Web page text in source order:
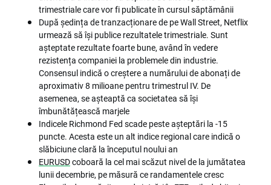
trimestriale care vor fi publicate în cursul săptămânii
După ședința de tranzacționare de pe Wall Street, Netflix
urmează să își publice rezultatele trimestriale. Sunt
așteptate rezultate foarte bune, având în vedere
rezistența companiei la problemele din industrie.
Consensul indică o creștere a numărului de abonați de
aproximativ 8 milioane pentru trimestrul IV. De
asemenea, se așteaptă ca societatea să își
îmbunătățească marjele
Indicele Richmond Fed scade peste așteptări la -15
puncte. Acesta este un alt indice regional care indică o
slăbiciune clară la începutul noului an
EURUSDcoboară la cel mai scăzut nivel de la jumătatea
lunii decembrie, pe măsură ce randamentele cresc